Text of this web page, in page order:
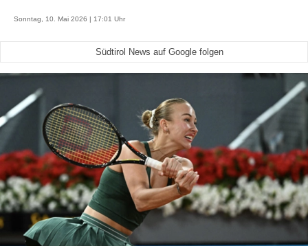
Sonntag, 10. Mai 2026 | 17:01 Uhr
Südtirol News auf Google folgen